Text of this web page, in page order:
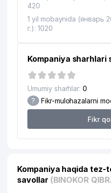
420
1 yil mobaynida (январь
г.): 1020
Kompaniya sharhlari
Umumiy sharhlar: 0
? Fikr-mulohazalarni
Fikr
Kompaniya haqida tez-
savollar (BINOKOR